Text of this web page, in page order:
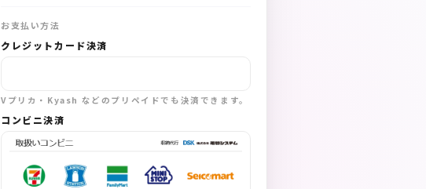
お支払い方法
クレジットカード決済
Vプリカ・Kyash などのプリペイドでも決済できます。
コンビニ決済